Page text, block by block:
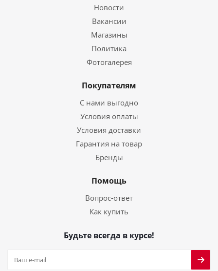
Новости
Вакансии
Магазины
Политика
Фотогалерея
Покупателям
С нами выгодно
Условия оплаты
Условия доставки
Гарантия на товар
Бренды
Помощь
Вопрос-ответ
Как купить
Будьте всегда в курсе!